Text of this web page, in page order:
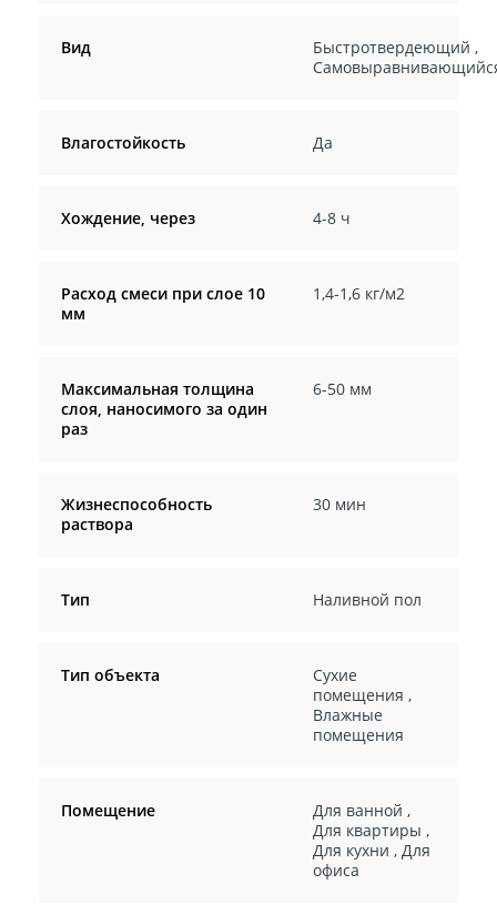
Вид Быстротвердеющий ,
Влагостойкость Да
Хождение, через 4-8 ч
Расход смеси при слое 10
мм
1,4-1,6 кг/м2
Максимальная толщина
слоя, наносимого за один
раз
6-50 мм
Жизнеспособность
раствора
30 мин
Тип Наливной пол
Тип объекта
Сухие
помещения ,
Влажные
помещения
Помещение Для ванной ,
Для квартиры ,
Для кухни , Для
офиса